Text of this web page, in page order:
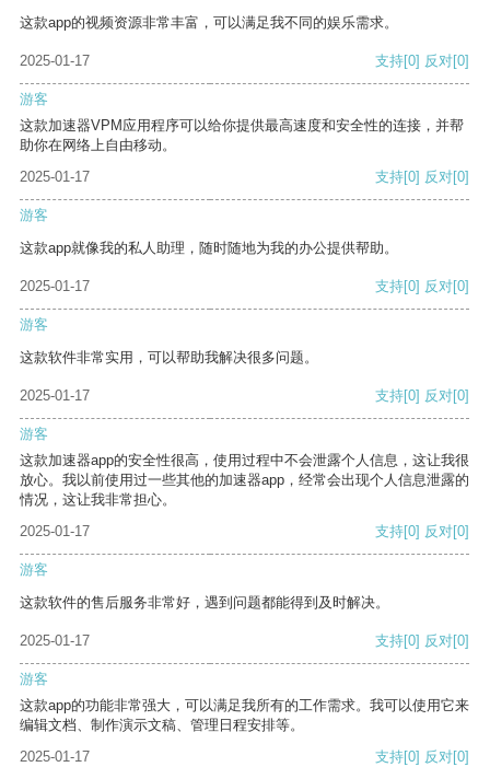
这款app的视频资源非常丰富，可以满足我不同的娱乐需求。
2025-01-17 支持[0] 反对[0]
游客
这款加速器VPM应用程序可以给你提供最高速度和安全性的连接，并帮
助你在网络上自由移动。
2025-01-17
支持[0] 反对[0]
游客
这款app就像我的私人助理，随时随地为我的办公提供帮助。
2025-01-17 支持[0] 反对[0]
游客
这款软件非常实用，可以帮助我解决很多问题。
2025-01-17 支持[0] 反对[0]
游客
这款加速器app的安全性很高，使用过程中不会泄露个人信息，这让我很
放心。我以前使用过一些其他的加速器app，经常会出现个人信息泄露的
情况，这让我非常担心。
2025-01-17
支持[0] 反对[0]
游客
这款软件的售后服务非常好，遇到问题都能得到及时解决。
2025-01-17 支持[0] 反对[0]
游客
这款app的功能非常强大，可以满足我所有的工作需求。我可以使用它来
编辑文档、制作演示文稿、管理日程安排等。
2025-01-17
支持[0] 反对[0]